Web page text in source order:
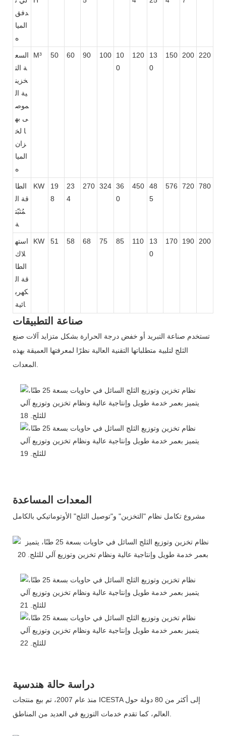
دفق
الميا
ه
السع
ة الت
خزين
ية ال
موص
ى به
ا لخ
زان
الميا
ه
M³ 50 60 90 100
10
0
120
13
0
150 200 220
الطا
قة ال
مُثبّت
ة
KW
19
8
23
4
270 324 36
0
450
48
5
576 720 780
استه
لاك
الطا
قة ال
كهرب
ائية
KW 51 58 68 75 85 110
13
0
170 190 200
صناعة التطبيقات
تستخدم صناعة التبريد أو خفض درجة الحرارة بشكل متزايد آلات صنع
الثلج لتلبية متطلباتها التقنية العالية نظرًا لمعرفتها العميقة بهذه
المعدات المساعدة
مشروع تكامل نظام "التخزين" و"توصيل الثلج" الأوتوماتيكي بالكامل
دراسة حالة هندسية
منذ عام 2007، تم بيع منتجات ICESTA إلى أكثر من 80 دولة حول